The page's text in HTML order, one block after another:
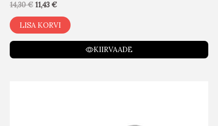
14,30€ 11,43 €
LISA KORVI
KIIRVAADE